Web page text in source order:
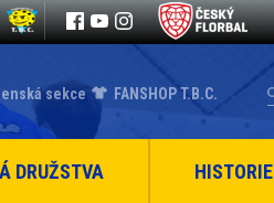
sekce FANSHOP T.B.C.
DRUŽSTVA HISTORIE